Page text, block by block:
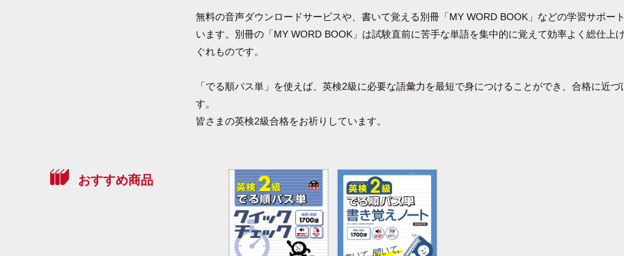
無料の音声ダウンロードサービスや、書いて覚える別冊「MY WORD BOOK」などの学習サポー
います。別冊の「MY WORD BOOK」は試験直前に苦手な単語を集中的に覚えて効率よく総仕上
ぐれものです。
「でる順パス単」を使えば、英検2級に必要な語彙力を最短で身につけることができ、合格に近
す。
皆さまの英検2級合格をお祈りしています。
おすすめ商品